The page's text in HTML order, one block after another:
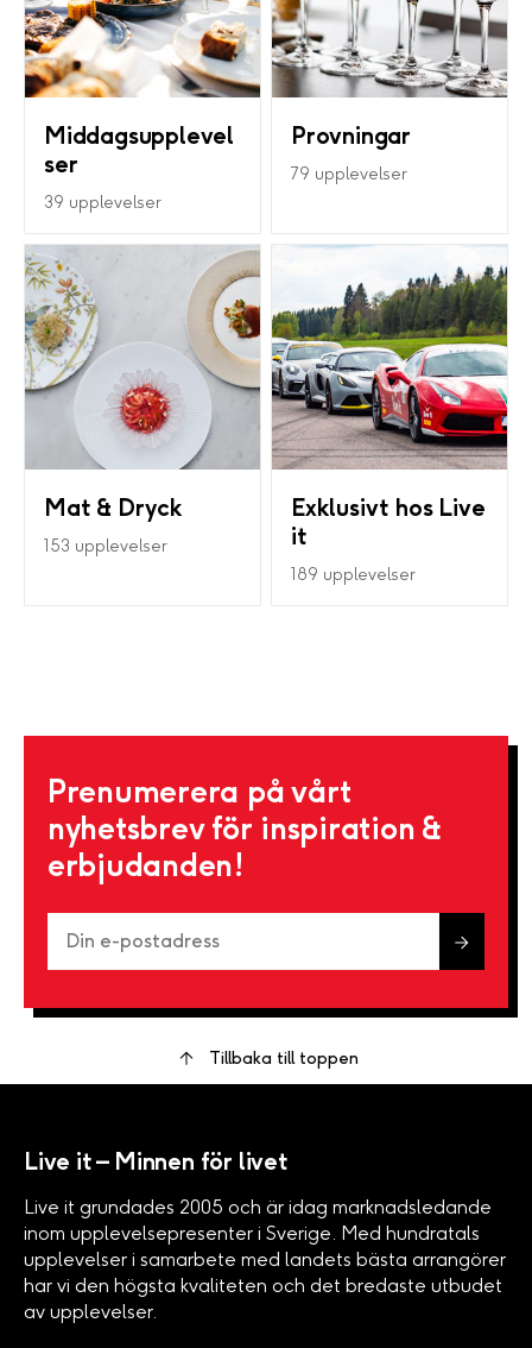
Middagsupplevel
ser
39 upplevelser
Provningar
79 upplevelser
Mat & Dryck
153 upplevelser
Exklusivt hos Live
it
189 upplevelser
Prenumerera på vårt
nyhetsbrev för inspiration &
erbjudanden!
Tillbaka till toppen
Live it – Minnen för livet
Live it grundades 2005 och är idag marknadsledande
inom upplevelsepresenter i Sverige. Med hundratals
upplevelser i samarbete med landets bästa arrangörer
har vi den högsta kvaliteten och det bredaste utbudet
av upplevelser.